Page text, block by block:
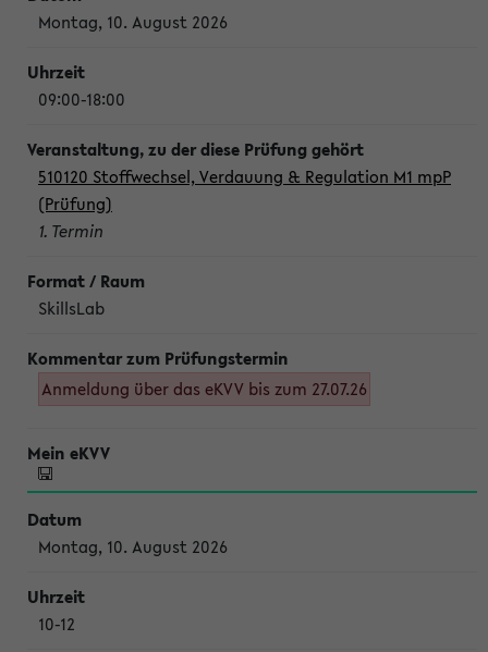
Montag, 10. August 2026
09:00-18:00
510120 Stoffwechsel, Verdauung & Regulation M1 mpP
(Prüfung)
1. Termin
SkillsLab
Anmeldung über das eKVV bis zum 27.07.26
Montag, 10. August 2026
10-12